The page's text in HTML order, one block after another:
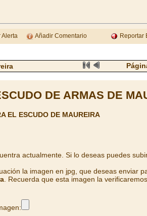
Alerta Añadir Comentario Reportar
DE ARMAS DE
EL ESCUDO DE MAUREIRA
actualmente. Si lo deseas puedes
la imagen en jpg, que deseas enviar
. Recuerda que esta imagen la